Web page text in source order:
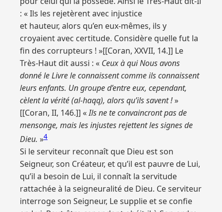
: « Ils les rejetèrent avec injustice
et hauteur, alors qu’en eux-mêmes, ils y
croyaient avec certitude. Considère quelle fut la
fin des corrupteurs ! »[[Coran, XXVII, 14.]] Le
Très-Haut dit aussi : « Ceux à qui Nous avons
donné le Livre le connaissent comme ils connaissent
leurs enfants. Un groupe d’entre eux, cependant,
cèlent la vérité (al-haqq), alors qu’ils savent !»
[[Coran, II, 146.]] «Ils ne te convaincront pas de
mensonge, mais les injustes rejettent les signes de
Dieu. »4
Si le serviteur reconnaît que Dieu est son
Seigneur, son Créateur, et qu’il est pauvre de Lui,
qu’il a besoin de Lui, il connaît la servitude
rattachée à la seigneuralité de Dieu. Ce serviteur
interroge son Seigneur, Le supplie et se confie